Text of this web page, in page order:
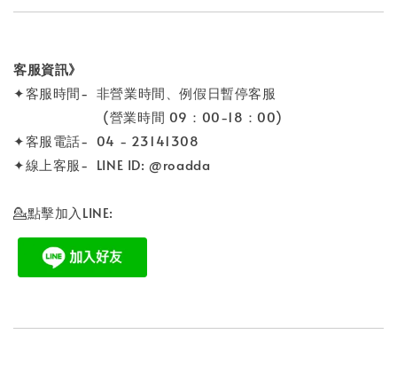
客服資訊》
✦客服時間- 非營業時間、例假日暫停客服
(營業時間 09：00-18：00)
✦客服電話- 04 - 23141308
✦線上客服- LINE ID: @roadda
💁點擊加入LINE: